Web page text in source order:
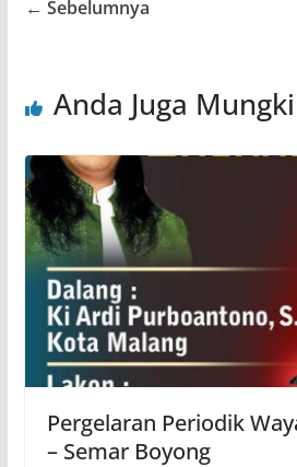
← Sebelumnya
Anda Juga
Pergelaran Periodik
– Semar Boyong